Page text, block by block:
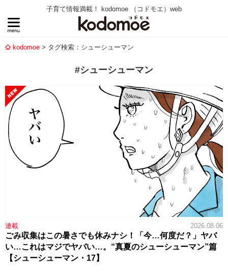
子育て情報満載！ kodomoe （コドモエ）web
kodomoe タグ検索：シューシューマン
#シューシューマン
連載 2026.08.06
ごみ収集はこの暑さでも休みナシ！「今…何度だ？」ヤバ
い…これはマジでヤバい…。“真夏のシューシューマン”篇
【シューシューマン・17】